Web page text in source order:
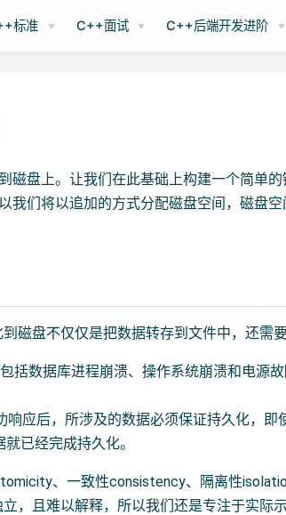
标准 C++面试 C++后端开发进阶
磁盘上。让我们在此基础上构建一个简单
我们将以追加的方式分配磁盘空间，磁盘
磁盘不仅仅是把数据转存到文件中，还需
括数据库进程崩溃、操作系统崩溃和电源
响应后，所涉及的数据必须保证持久化，即
已经完成持久化。
、一致性consistency、隔离性
，且难以解释，所以我们还是专注于实际